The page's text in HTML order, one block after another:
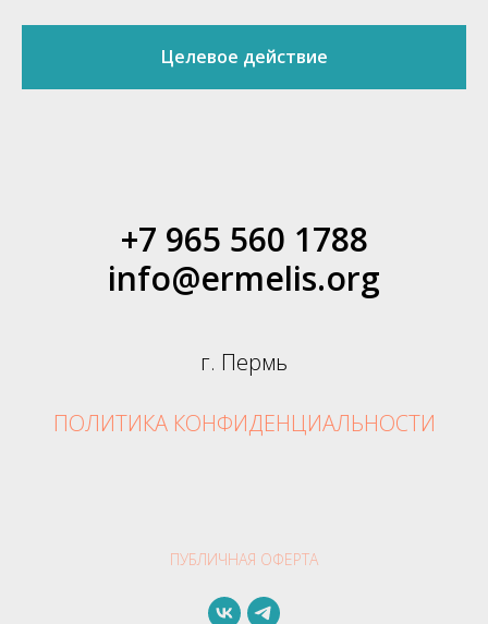
Целевое действие
+7 965 560 1788
info@ermelis.org
г. Пермь
ПОЛИТИКА КОНФИДЕНЦИАЛЬНОСТИ
ПУБЛИЧНАЯ ОФЕРТА